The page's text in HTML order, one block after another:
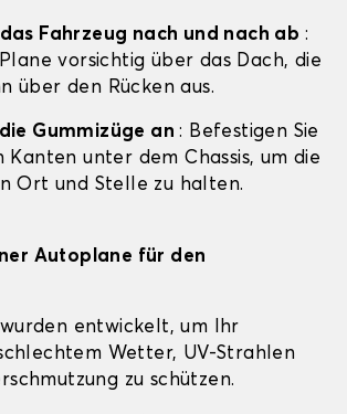
Fahrzeug nach und nach ab :
vorsichtig über das Dach, die
über den Rücken aus.
Gummizüge an: Befestigen Sie
Kanten unter dem Chassis, um die
Ort und Stelle zu halten.
Autoplane für den
entwickelt, um Ihr
Wetter, UV-Strahlen
zu schützen.